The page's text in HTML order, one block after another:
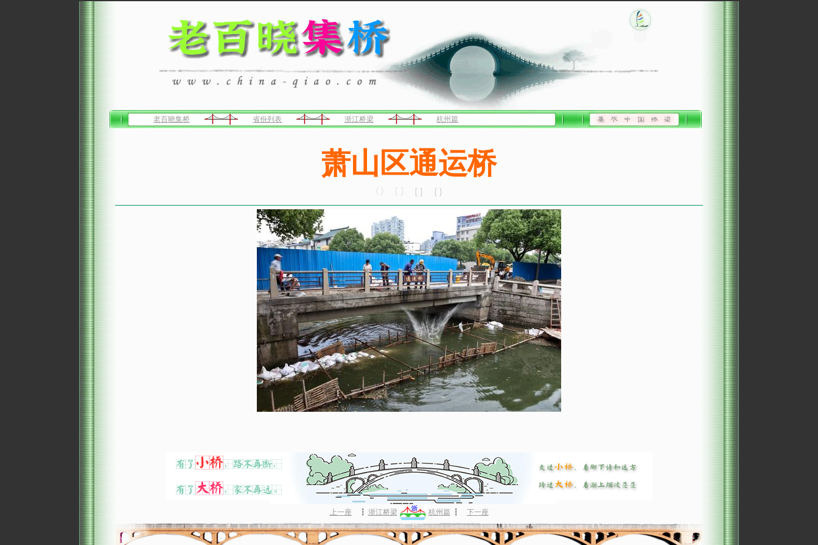
老百晓集桥 省份列表 浙江桥梁 杭州篇
萧山区通运桥
〈〉〔〕［］｛｝
上一座 ┇ 浙江桥梁 杭州篇 ┇ 下一座